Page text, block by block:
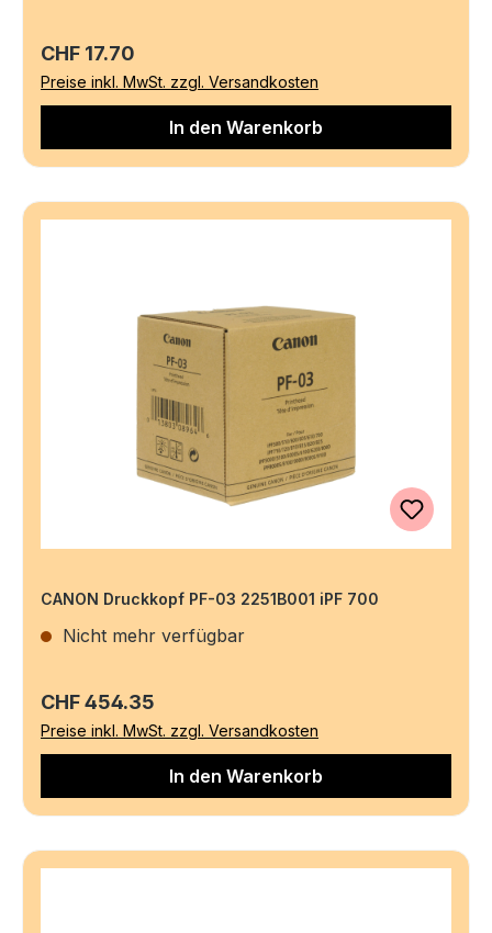
Regulärer Preis:
CHF 17.70
Preise inkl. MwSt. zzgl. Versandkosten
In den Warenkorb
CANON Druckkopf PF-03 2251B001 iPF 700
Nicht mehr verfügbar
Regulärer Preis:
CHF 454.35
Preise inkl. MwSt. zzgl. Versandkosten
In den Warenkorb